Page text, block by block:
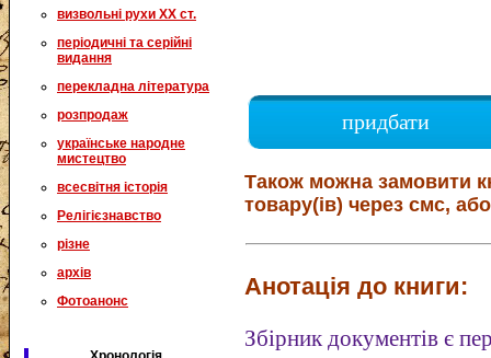
визвольні рухи XX ст.
періодичні та серійні
видання
перекладна література
розпродаж
українське народне
мистецтво
всесвітня історія
Релігієзнавство
різне
архів
Фотоанонс
придбати
Також можна замовити
товару(ів) через смс,
Анотація до книги:
Збірник документів є